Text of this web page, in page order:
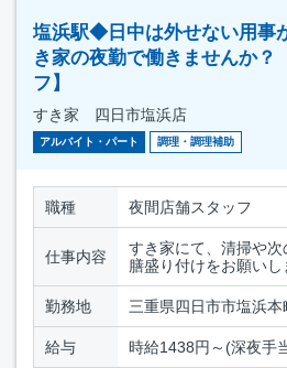
塩浜駅◆日中は外せない用事
き家の夜勤で働きませんか？
フ】
すき家 四日市塩浜店
アルバイト・パート 調理・調理補助
職種 夜間店舗スタッフ
仕事内容
すき家にて、清掃や
膳盛り付けをお願いし
勤務地 三重県四日市市塩浜
給与 時給1438円～(深夜手